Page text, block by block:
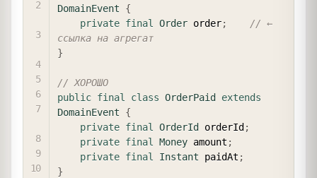
DomainEvent
{
private final Order order;
// ←
ссылка на агрегат
}
// ХОРОШО
public final class OrderPaid
extends
DomainEvent
{
private final OrderId orderId ;
private final Money amount ;
private final Instant paidAt ;
}